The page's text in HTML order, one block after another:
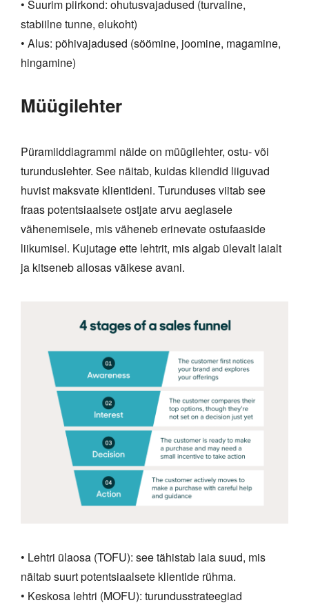
• Suurim piirkond: ohutusvajadused (turvaline,
stabiilne tunne, elukoht)
• Alus: põhivajadused (söömine, joomine, magamine,
hingamine)
Müügilehter
Püramiiddiagrammi näide on müügilehter, ostu- või
turunduslehter. See näitab, kuidas kliendid liiguvad
huvist maksvate klientideni. Turunduses viitab see
fraas potentsiaalsete ostjate arvu aeglasele
vähenemisele, mis väheneb erinevate ostufaaside
liikumisel. Kujutage ette lehtrit, mis algab ülevalt laialt
ja kitseneb allosas väikese avani.
• Lehtri ülaosa (TOFU): see tähistab laia suud, mis
näitab suurt potentsiaalsete klientide rühma.
• Keskosa lehtri (MOFU): turundusstrateegiad